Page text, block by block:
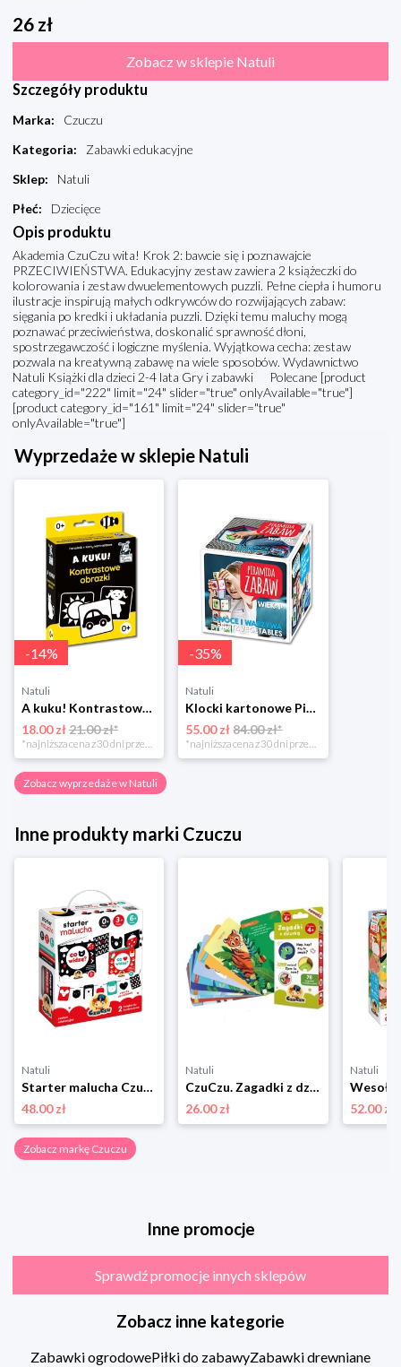
26 zł
Zobacz w sklepie Natuli
Szczegóły produktu
Marka:
Czuczu
Kategoria:
Zabawki edukacyjne
Sklep:
Natuli
Płeć: Dziecięce
Opis produktu
Akademia CzuCzu wita! Krok 2: bawcie się i poznawajcie
PRZECIWIEŃSTWA. Edukacyjny zestaw zawiera 2 książeczki do
kolorowania i zestaw dwuelementowych puzzli. Pełne ciepła i humoru
ilustracje inspirują małych odkrywców do rozwijających zabaw:
sięgania po kredki i układania puzzli. Dzięki temu maluchy mogą
poznawać przeciwieństwa, doskonalić sprawność dłoni,
spostrzegawczość i logiczne myślenia. Wyjątkowa cecha: zestaw
pozwala na kreatywną zabawę na wiele sposobów. Wydawnictwo
Natuli Książki dla dzieci 2-4 lata Gry i zabawki Polecane [product
category_id="222" limit="24" slider="true" onlyAvailable="true"]
[product category_id="161" limit="24" slider="true"
onlyAvailable="true"]
Wyprzedaże w sklepie Natuli
-14%
Natuli
A kuku! Kontrastowe obrazki. Karty kontrastowe + poradnik 0+ Edgard
18.00 zł21.00 zł*
*najniższa cena z 30 dni przed obniżką
-35%
Natuli
Klocki kartonowe Piramida Zabaw. Owoce i Warzywa Piramida zabaw
55.00 zł 84.00 zł*
*najniższa cena z 30 dni przed obniżką
Zobacz wyprzedaże w Natuli
Inne produkty marki Czuczu
Natuli
Starter malucha Czuczu
48.00 zł
Natuli
CzuCzu. Zagadki z dziurką dla dzieci 4+ Czuczu
26.00 zł
Natuli
52.00 zł
Zobacz markę Czuczu
Inne promocje
Sprawdź promocje innych sklepów
Zobacz inne kategorie
Zabawki ogrodowePiłki do zabawyZabawki drewniane